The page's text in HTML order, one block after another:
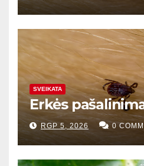
SVEIKATA
Erkės
RGP 5, 2026 0